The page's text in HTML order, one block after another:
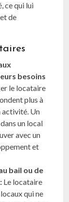
ce qui lui
de
besoins
le locataire
plus à
activité. Un
un local
avec un
et
bail ou de
Le locataire
qui ne